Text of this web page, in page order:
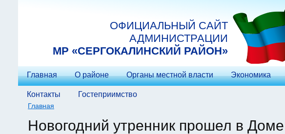
ОФИЦИАЛЬНЫЙ САЙТ
АДМИНИСТРАЦИИ
МP «СЕРГОКАЛИНСКИЙ РАЙОН»
Главная О районе Органы местной власти Экономика
Контакты Гостеприимство
Вы здесь
Главная
Новогодний утренник прошел в Доме